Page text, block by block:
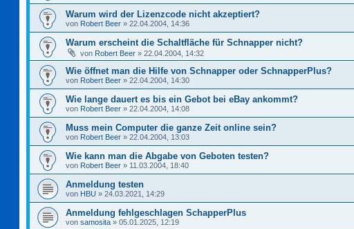
Warum wird der Lizenzcode nicht akzeptiert?
von Robert Beer » 22.04.2004, 14:36
Warum erscheint die Schaltfläche für Schnapper nicht?
von Robert Beer » 22.04.2004, 14:32
Wie öffnet man die Hilfe von Schnapper oder SchnapperPlus?
von Robert Beer » 22.04.2004, 14:30
Wie lange dauert es bis ein Gebot bei eBay ankommt?
von Robert Beer » 22.04.2004, 14:08
Muss mein Computer die ganze Zeit online sein?
von Robert Beer » 22.04.2004, 13:03
Wie kann man die Abgabe von Geboten testen?
von Robert Beer » 11.03.2004, 18:40
Anmeldung testen
von HBU » 24.03.2021, 14:29
Anmeldung fehlgeschlagen SchapperPlus
von samosita » 05.01.2025, 12:19